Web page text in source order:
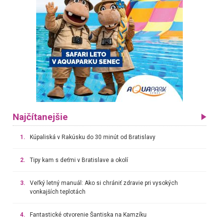
Najčítanejšie
1. Kúpaliská v Rakúsku do 30 minút od Bratislavy
2. Tipy kam s deťmi v Bratislave a okolí
3.
Veľký letný manuál: Ako si chrániť zdravie pri vysokých
vonkajších teplotách
4. Fantastické otvorenie Šantiska na Kamzíku